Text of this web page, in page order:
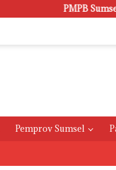
PMPB Sumsel Beri
Pemprov Sumsel